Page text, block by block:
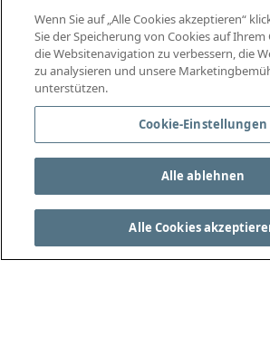
Wenn Sie auf „Alle Cookies akzeptieren“
Sie der Speicherung von Cookies auf Ihrem
die Websitenavigation zu verbessern, die
zu analysieren und unsere
unterstützen.
Cookie-Einstellungen
Alle ablehnen
Alle Cookies